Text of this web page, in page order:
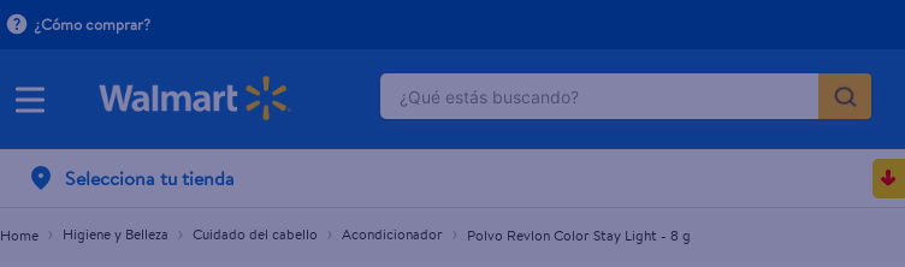
¿Cómo comprar?
¿Qué estás buscando?
Selecciona tu tienda
Higiene y Belleza Cuidado del cabello Acondicionador Polvo Revlon Color Stay Light - 8 g
Polvo Revlon Color Stay Light - 8 g
L.495.00
TÉRMINOS MÁS BUSCADOS
herbal essences